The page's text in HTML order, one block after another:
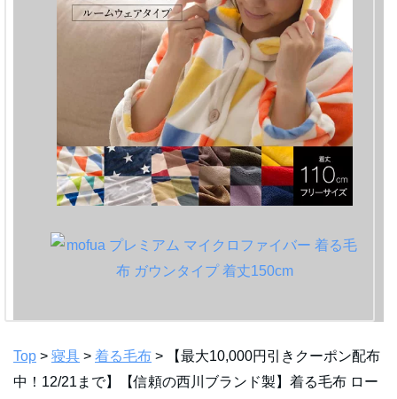
Top > 寝具 > 着る毛布 > 【最大10,000円引きクーポン配布
中！12/21まで】【信頼の西川ブランド製】着る毛布 ロー